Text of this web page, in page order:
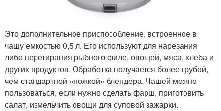
Это дополнительное приспособление, встроенное в
чашу емкостью 0,5 л. Его используют для нарезания
либо перетирания рыбного филе, овощей, мяса, хлеба и
других продуктов. Обработка получается более грубой,
чем стандартной «ножкой» блендера. Чашей можно
пользоваться, если нужно сделать фарш, приготовить
салат, измельчить овощи для суповой зажарки.